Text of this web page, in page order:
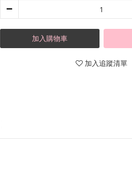
加入購物車
加入追蹤清單